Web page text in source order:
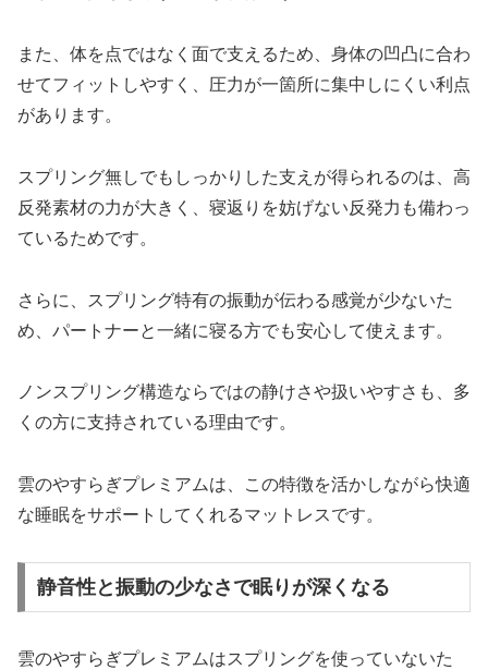
また、体を点ではなく面で支えるため、身体の凹凸に合わ
せてフィットしやすく、圧力が一箇所に集中しにくい利点
があります。
スプリング無しでもしっかりした支えが得られるのは、高
反発素材の力が大きく、寝返りを妨げない反発力も備わっ
ているためです。
さらに、スプリング特有の振動が伝わる感覚が少ないた
め、パートナーと一緒に寝る方でも安心して使えます。
ノンスプリング構造ならではの静けさや扱いやすさも、多
くの方に支持されている理由です。
雲のやすらぎプレミアムは、この特徴を活かしながら快適
な睡眠をサポートしてくれるマットレスです。
静音性と振動の少なさで眠りが深くなる
雲のやすらぎプレミアムはスプリングを使っていないた